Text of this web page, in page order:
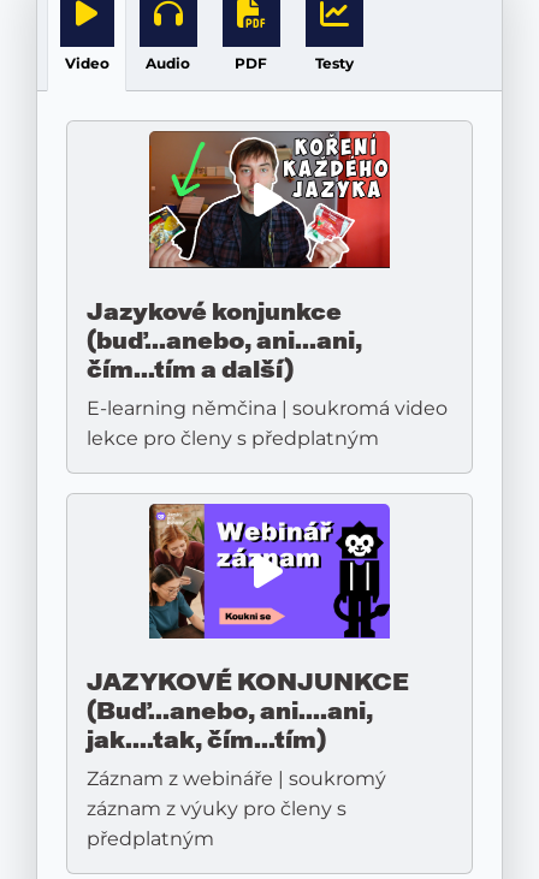
Video Audio PDF Testy
Jazykové konjunkce
(buď...anebo, ani...ani,
čím...tím a další)
E-learning němčina | soukromá video
lekce pro členy s předplatným
JAZYKOVÉ KONJUNKCE
(Buď...anebo, ani....ani,
jak....tak, čím...tím)
Záznam z webináře | soukromý
záznam z výuky pro členy s
předplatným